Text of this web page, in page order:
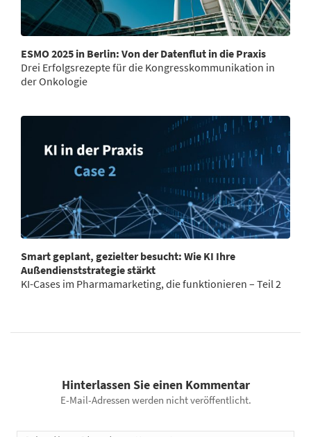
ESMO 2025 in Berlin: Von der Datenflut in die Praxis
Drei Erfolgsrezepte für die Kongresskommunikation in
der Onkologie
Smart geplant, gezielter besucht: Wie KI Ihre
Außendienststrategie stärkt
KI-Cases im Pharmamarketing, die funktionieren – Teil 2
Hinterlassen Sie einen Kommentar
E-Mail-Adressen werden nicht veröffentlicht.